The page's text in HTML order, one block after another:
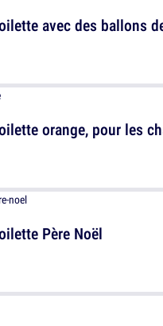
avec des ballons
Père Noël
orange, pour les